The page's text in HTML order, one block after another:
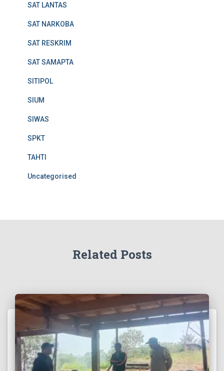
SAT LANTAS
SAT NARKOBA
SAT RESKRIM
SAT SAMAPTA
SITIPOL
SIUM
SIWAS
SPKT
TAHTI
Uncategorised
Related Posts